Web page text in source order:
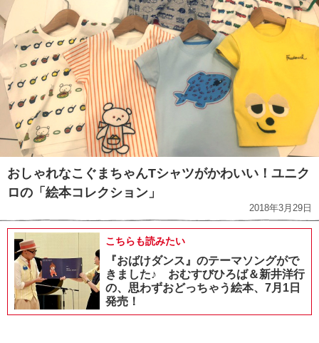
おしゃれなこぐまちゃんTシャツがかわいい！ユニク
ロの「絵本コレクション」
2018年3月29日
こちらも読みたい
『おばけダンス』のテーマソングがで
きました♪ おむすびひろば＆新井洋行
の、思わずおどっちゃう絵本、7月1日
発売！